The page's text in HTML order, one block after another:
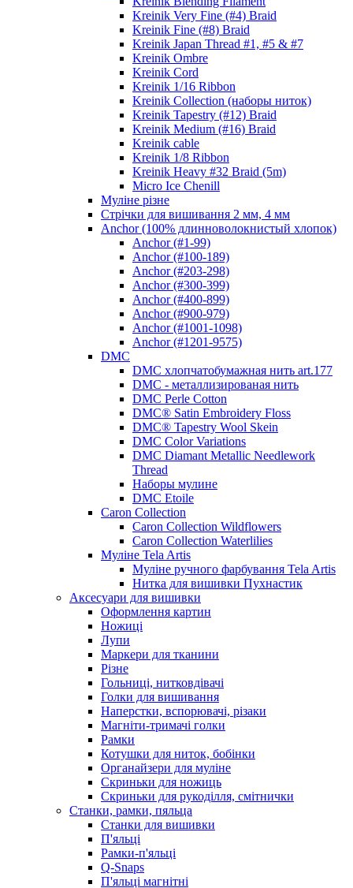
Kreinik Very Fine (#4) Braid
Kreinik Fine (#8) Braid
Kreinik Japan Thread #1, #5 & #7
Kreinik Ombre
Kreinik Cord
Kreinik 1/16 Ribbon
Kreinik Collection (наборы ниток)
Kreinik Tapestry (#12) Braid
Kreinik Medium (#16) Braid
Kreinik cable
Kreinik 1/8 Ribbon
Kreinik Heavy #32 Braid (5m)
Micro Ice Chenill
Муліне різне
Стрічки для вишивання 2 мм, 4 мм
Anchor (100% длинноволокнистый хлопок)
Anchor (#1-99)
Anchor (#100-189)
Anchor (#203-298)
Anchor (#300-399)
Anchor (#400-899)
Anchor (#900-979)
Anchor (#1001-1098)
Anchor (#1201-9575)
DMC
DMC хлопчатобумажная нить art.177
DMC - металлизированая нить
DMC Perle Cotton
DMC® Satin Embroidery Floss
DMC® Tapestry Wool Skein
DMC Color Variations
DMC Diamant Metallic Needlework
Thread
Наборы мулине
DMC Etoile
Caron Collection
Caron Collection Wildflowers
Caron Collection Waterlilies
Муліне Tela Artis
Муліне ручного фарбування Tela Artis
Нитка для вишивки Пухнастик
Аксесуари для вишивки
Оформлення картин
Ножиці
Лупи
Маркери для тканини
Різне
Гольниці, нитковдівачі
Голки для вишивання
Наперстки, вспорювачі, різаки
Магніти-тримачі голки
Рамки
Котушки для ниток, бобінки
Органайзери для муліне
Скриньки для ножиць
Скриньки для рукоділля, смітнички
Станки, рамки, пяльца
Станки для вишивки
П'яльці
Рамки-п'яльці
Q-Snaps
П'яльці магнітні